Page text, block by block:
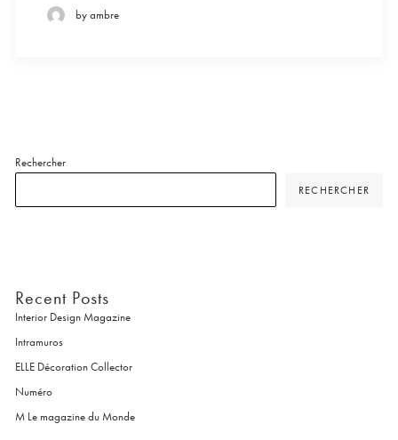
by ambre
Rechercher
RECHERCHER
Recent Posts
Interior Design Magazine
Intramuros
ELLE Décoration Collector
Numéro
M Le magazine du Monde